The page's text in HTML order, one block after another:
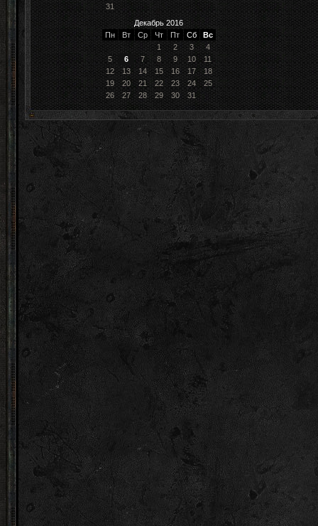
31
Декабрь 2016
Пн
Вт Ср Чт Пт Сб
Вс
1
2 3
4
5
6 7 8 9 10
11
12
13 14 15 16 17
18
19
20 21 22 23 24
25
26
27 28 29 30 31